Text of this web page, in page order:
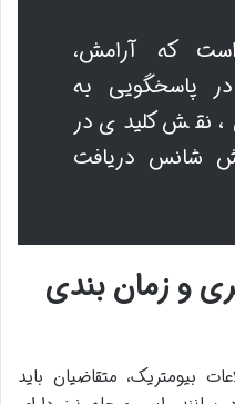
که آرامش،
پاسخگویی به
نقش کلیدی در
شانس دریافت
و زمان بندی
بیومتریک، متقاضیان باید